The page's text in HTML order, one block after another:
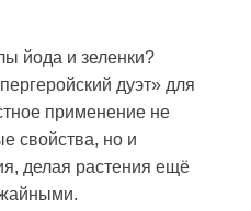
йода и зеленки?
дуэт» для
применение не
свойства, но и
делая растения ещё